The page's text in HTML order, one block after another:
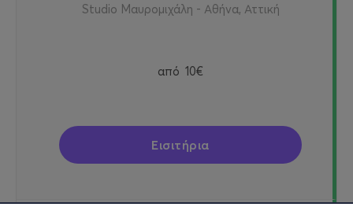
Studio Μαυρομιχάλη - Αθήνα, Αττική
από 10€
Εισιτήρια